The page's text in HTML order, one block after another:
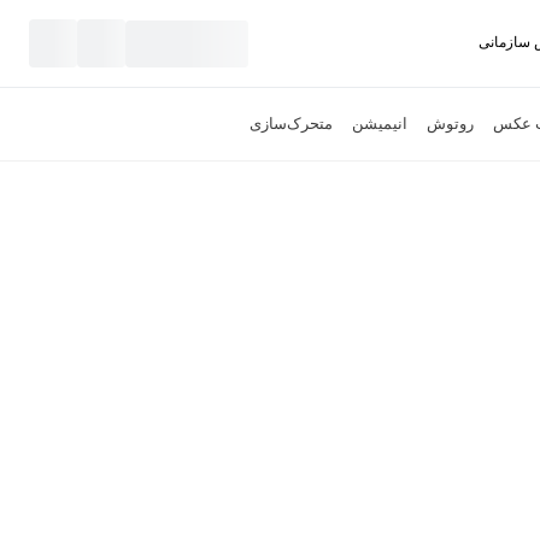
سازمانی
عکس روتوش انیمیشن متحرک‌سازی